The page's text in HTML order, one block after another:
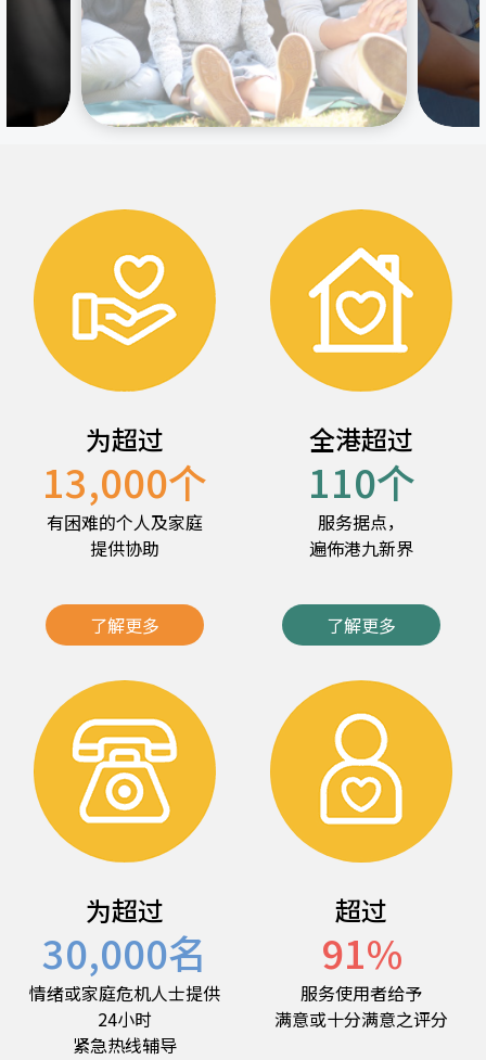
为超过
13,000个
有困难的个人及家庭
提供协助
了解更多
全港超过
110个
服务据点，
遍佈港九新界
了解更多
为超过
30,000名
情绪或家庭危机人士提供
24小时
紧急热线辅导
超过
91%
服务使用者给予
满意或十分满意之评分